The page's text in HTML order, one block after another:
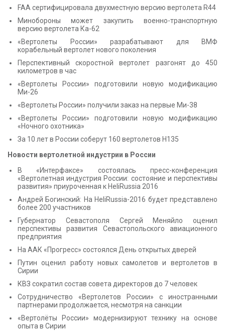
КОНТАКТЫ
FAA сертифицировала двухместную версию вертолета R44
Минобороны может закупить военно-транспортную
версию вертолета Ка-62
«Вертолеты России» разрабатывают для ВМФ
корабельный вертолет нового поколения
Перспективный скоростной вертолет разгонят до 450
километров в час
«Вертолеты России» подготовили новую модификацию
Ми-26
«Вертолеты России» получили заказ на первые Ми-38
«Вертолеты России» подготовили новую модификацию
«Ночного охотника»
За 10 лет в России соберут 160 вертолетов H135
Новости вертолетной индустрии в России
В «Интерфаксе» состоялась пресс-конференция
«Вертолетная индустрия России: состояние и перспективы
развития» приуроченная к HeliRussia 2016
Андрей Богинский: На HeliRussia-2016 будет представлено
более 200 участников
Губернатор Севастополя Сергей Меняйло оценил
перспективы развития Севастопольского авиационного
предприятия
На ААК «Прогресс» состоялся День открытых дверей
Путин оценил работу новых самолетов и вертолетов в
Сирии
КВЗ сократил состав совета директоров до 7 человек
Сотрудничество «Вертолетов России» с иностранными
партнерами продолжается, несмотря на санкции
«Вертолёты России» модернизируют технику на основе
опыта в Сирии